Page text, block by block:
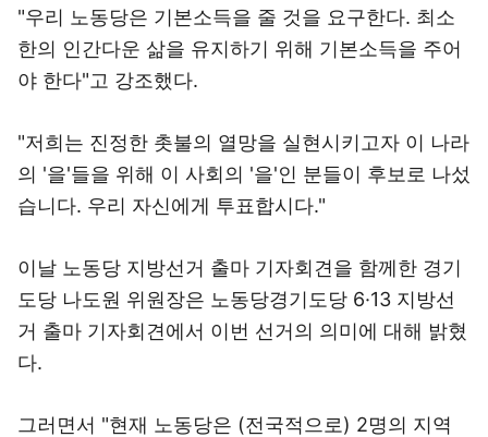
"우리 노동당은 기본소득을 줄 것을 요구한다. 최소
한의 인간다운 삶을 유지하기 위해 기본소득을 주어
야 한다"고 강조했다.
"저희는 진정한 촛불의 열망을 실현시키고자 이 나라
의 '을'들을 위해 이 사회의 '을'인 분들이 후보로 나섰
습니다. 우리 자신에게 투표합시다."
이날 노동당 지방선거 출마 기자회견을 함께한 경기
도당 나도원 위원장은 노동당경기도당 6·13 지방선
거 출마 기자회견에서 이번 선거의 의미에 대해 밝혔
다.
그러면서 "현재 노동당은 (전국적으로) 2명의 지역